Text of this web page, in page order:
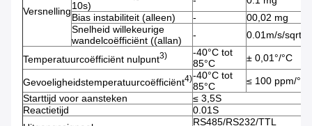
Versnelling10s)
Bias instabiliteit (alleen)
-
00,02 mg
Snelheid willekeurige
wandelcoëfficiënt ((allan)
- 0.01m/s/
Temperatuurcoëfficiënt nulpunt3)
-40°C tot
85°C
± 0,01°/°C
Gevoeligheidstemperatuurcoëfficiënt4)-40°C tot
85°C
≤ 100 ppm/°C
Starttijd voor aansteken
≤ 3,5S
Reactietijd
0.01S
RS485/RS232/TTL